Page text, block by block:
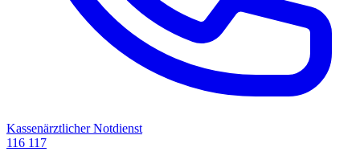
Kassenärztlicher Notdienst
116 117